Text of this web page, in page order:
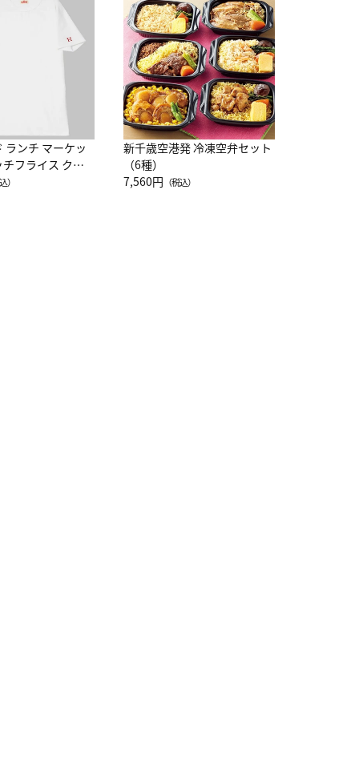
ランチ マーケッ
チフライス クル
半袖Ｔシャツ
）
新千歳空港発 冷凍空弁セット
（6種）
7,560円 （税込）